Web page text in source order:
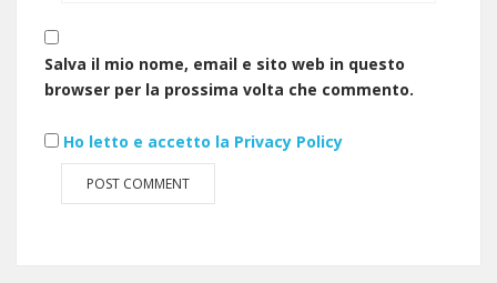
Salva il mio nome, email e sito web in questo
browser per la prossima volta che commento.
Ho letto e accetto la Privacy Policy